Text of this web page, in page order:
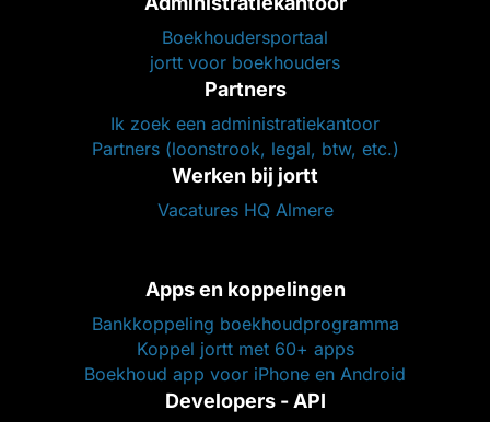
Boekhoudersportaal
jortt voor boekhouders
Partners
Ik zoek een administratiekantoor
Partners (loonstrook, legal, btw, etc.)
Werken bij jortt
Vacatures HQ Almere
Apps en koppelingen
Bankkoppeling boekhoudprogramma
Koppel jortt met 60+ apps
Boekhoud app voor iPhone en Android
Developers - API